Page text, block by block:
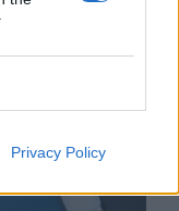
Privacy Policy
в